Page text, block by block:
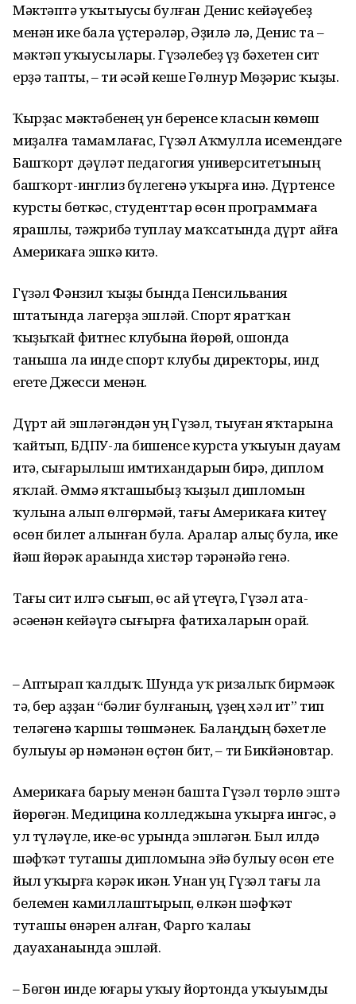
Мәктәптә уҡытыусы булған Денис кейәүебеҙ
менән ике бала үҫтерәләр, Әҙилә лә, Денис та –
мәктәп уҡыусылары. Гүзәлебеҙ үҙ бәхетен сит
ерҙә тапты, – ти әсәй кеше Гөлнур Мөҙәрис ҡыҙы.
Ҡырҙас мәктәбенең ун беренсе класын көмөш
миҙалға тамамлағас, Гүзәл Аҡмулла исемендәге
Башҡорт дәүләт педагогия университетының
башҡорт-инглиз бүлегенә уҡырға инә. Дүртенсе
курсты бөткәс, студенттар өсөн прог­рам­ма­ға
ярашлы, тәжрибә туплау маҡса­тында дүрт айға
Америкаға эшкә китә.
Гүзәл Фәнзил ҡыҙы бында Пенсильвания
штатында лагерҙа эшләй. Спорт яратҡан
ҡыҙыҡай фитнес клубына йөрөй, ошонда
таныша ла инде спорт клубы директоры, һинд
егете Джесси менән.
Дүрт ай эшләгәндән һуң Гүзәл, тыуған яҡтарына
ҡайтып, БДПУ-ла бишенсе курс­та уҡыуын дауам
итә, сығарылыш имтихандарын бирә, диплом
яҡлай. Әммә яҡташыбыҙ ҡыҙыл дипломын
ҡулына алып өлгөрмәй, тағы Америкаға китеү
өсөн билет алынған була. Аралар алыҫ булһа, ике
йәш йөрәк араһында хистәр тәрәнәйә генә.
Тағы сит илгә сығып, өс ай үтеүгә, Гүзәл ата-
әсәһенән кейәүгә сығырға фатихаларын һорай.
– Аптырап ҡалдыҡ. Шунда уҡ ризалыҡ бирмәһәк
тә, бер аҙҙан “бәлиғ булғанһың, үҙең хәл ит” тип
теләгенә ҡаршы төшмәнек. Балаңдың бәхетле
булыуы һәр нәмәнән өҫтөн бит, – ти Бикйәновтар.
Америкаға барыу менән башта Гүзәл төрлө эштә
йөрөгән. Медицина колледжына уҡырға ингәс, ә
ул түләүле, ике-өс урында эшләгән. Был илдә
шәфҡәт туташы дипломына эйә булыу өсөн ете
йыл уҡырға кәрәк икән. Унан һуң Гүзәл тағы ла
белемен камиллаштырып, өлкән шәфҡәт
туташы һөнәрен алған, Фарго ҡалаһы
дауаханаһында эшләй.
– Бөгөн инде юғары уҡыу йортонда уҡыуымды